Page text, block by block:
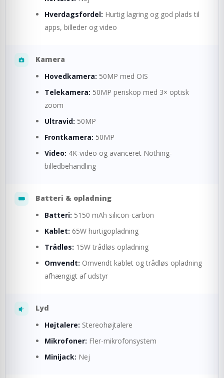
Hverdagsfordel: Hurtig lagring og god plads til
apps, billeder og video
Kamera
Hovedkamera: 50MP med OIS
Telekamera: 50MP periskop med 3× optisk
zoom
Ultravid: 50MP
Frontkamera: 50MP
Video: 4K-video og avanceret Nothing-
billedbehandling
Batteri & opladning
Batteri: 5150 mAh silicon-carbon
Kablet: 65W hurtigopladning
Trådløs: 15W trådløs opladning
Omvendt: Omvendt kablet og trådløs opladning
afhængigt af udstyr
Lyd
Højtalere: Stereohøjtalere
Mikrofoner: Fler-mikrofonsystem
Minijack: Nej